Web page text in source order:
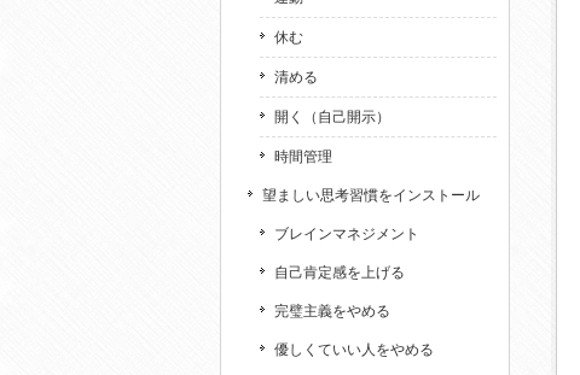
休む
清める
開く（自己開示）
時間管理
望ましい思考習慣をインストール
ブレインマネジメント
自己肯定感を上げる
完璧主義をやめる
優しくていい人をやめる